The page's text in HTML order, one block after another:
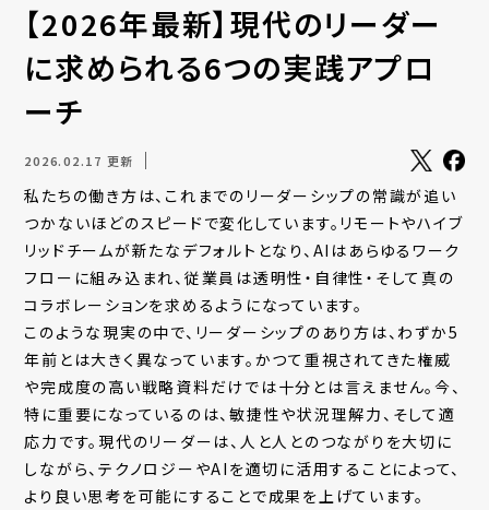
【2026年最新】現代のリーダー
に求められる6つの実践アプロ
ーチ
2026.02.17 更新
私たちの働き方は、これまでのリーダーシップの常識が追い
つかないほどのスピードで変化しています。リモートやハイブ
リッドチームが新たなデフォルトとなり、AIはあらゆるワーク
フローに組み込まれ、従業員は透明性・自律性・そして真の
コラボレーションを求めるようになっています。
このような現実の中で、リーダーシップのあり方は、わずか5
年前とは大きく異なっています。かつて重視されてきた権威
や完成度の高い戦略資料だけでは十分とは言えません。今、
特に重要になっているのは、敏捷性や状況理解力、そして適
応力です。現代のリーダーは、人と人とのつながりを大切に
しながら、テクノロジーやAIを適切に活用することによって、
より良い思考を可能にすることで成果を上げています。